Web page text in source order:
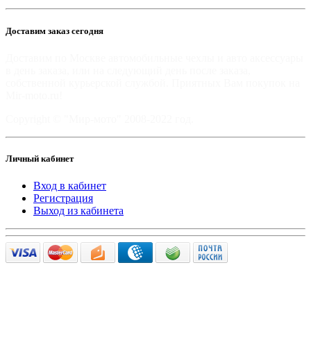
Доставим заказ сегодня
Личный кабинет
Вход в кабинет
Регистрация
Выход из кабинета